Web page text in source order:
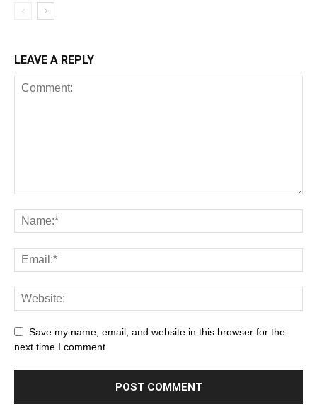
LEAVE A REPLY
Save my name, email, and website in this browser for the
next time I comment.